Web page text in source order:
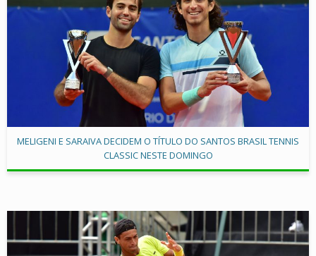
MELIGENI E SARAIVA DECIDEM O TÍTULO DO SANTOS BRASIL TENNIS
CLASSIC NESTE DOMINGO